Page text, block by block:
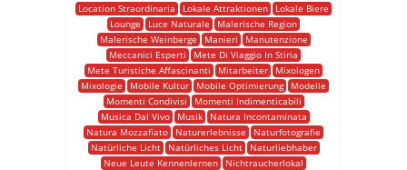
Location Straordinaria
Lokale Attraktionen
Lokale Biere
Lounge
Luce Naturale
Malerische Region
Malerische Weinberge
Manieri
Manutenzione
Meccanici Esperti
Mete Di Viaggio In Stiria
Mete Turistiche Affascinanti
Mitarbeiter
Mixologen
Mixologie
Mobile Kultur Mobile Optimierung
Modelle
Momenti Condivisi
Momenti Indimenticabili
Musica Dal Vivo
Musik
Natura Incontaminata
Natura Mozzafiato
Naturerlebnisse
Naturfotografie
Natürliche Licht
Natürliches Licht
Naturliebhaber
Neue Leute Kennenlernen
Nichtraucherlokal